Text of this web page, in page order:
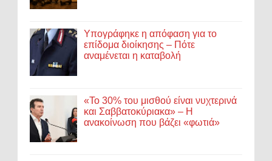
Υπογράφηκε η απόφαση για το
επίδομα διοίκησης – Πότε
αναμένεται η καταβολή
«Το 30% του μισθού είναι νυχτερινά
και Σαββατοκύριακα» – Η
ανακοίνωση που βάζει «φωτιά»